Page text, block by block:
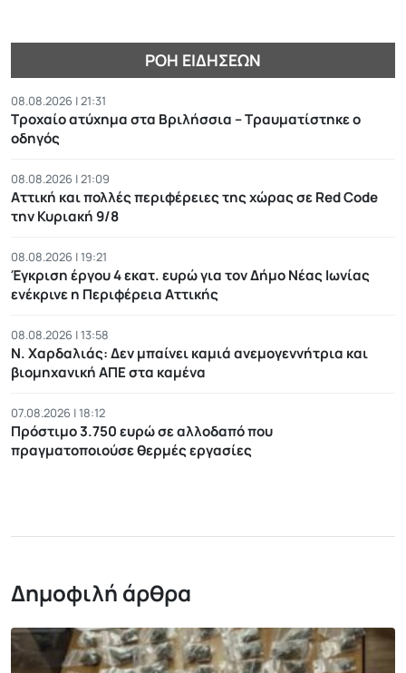
ΡΟΉ ΕΙΔΉΣΕΩΝ
08.08.2026 | 21:31
Τροχαίο ατύχημα στα Βριλήσσια – Τραυματίστηκε ο
οδηγός
08.08.2026 | 21:09
Αττική και πολλές περιφέρειες της χώρας σε Red Code
την Κυριακή 9/8
08.08.2026 | 19:21
Έγκριση έργου 4 εκατ. ευρώ για τον Δήμο Νέας Ιωνίας
ενέκρινε η Περιφέρεια Αττικής
08.08.2026 | 13:58
Ν. Χαρδαλιάς: Δεν μπαίνει καμιά ανεμογεννήτρια και
βιομηχανική ΑΠΕ στα καμένα
07.08.2026 | 18:12
Πρόστιμο 3.750 ευρώ σε αλλοδαπό που
πραγματοποιούσε θερμές εργασίες
Δημοφιλή άρθρα